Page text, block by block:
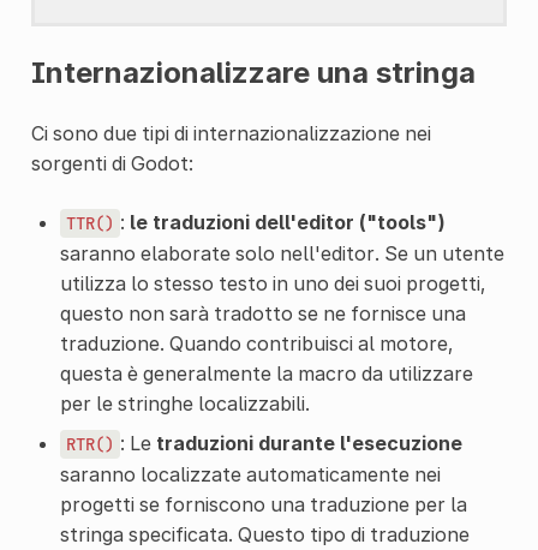
Internazionalizzare una stringa
Ci sono due tipi di internazionalizzazione nei
sorgenti di Godot:
TTR() : le traduzioni dell'editor ("tools")
saranno elaborate solo nell'editor. Se un utente
utilizza lo stesso testo in uno dei suoi progetti,
questo non sarà tradotto se ne fornisce una
traduzione. Quando contribuisci al motore,
questa è generalmente la macro da utilizzare
per le stringhe localizzabili.
RTR() : Le traduzioni durante l'esecuzione
saranno localizzate automaticamente nei
progetti se forniscono una traduzione per la
stringa specificata. Questo tipo di traduzione